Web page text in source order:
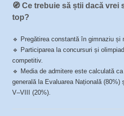
🧭 Ce trebuie să știi dacă vrei
top?
🔹 Pregătirea constantă în gimnaziu și
🔹 Participarea la concursuri și
competitiv.
🔹 Media de admitere este calculată
generală la Evaluarea Națională (80%)
V–VIII (20%).